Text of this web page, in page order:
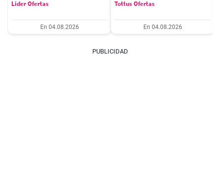
Lider Ofertas
En 04.08.2026
Tottus Ofertas
En 04.08.2026
PUBLICIDAD